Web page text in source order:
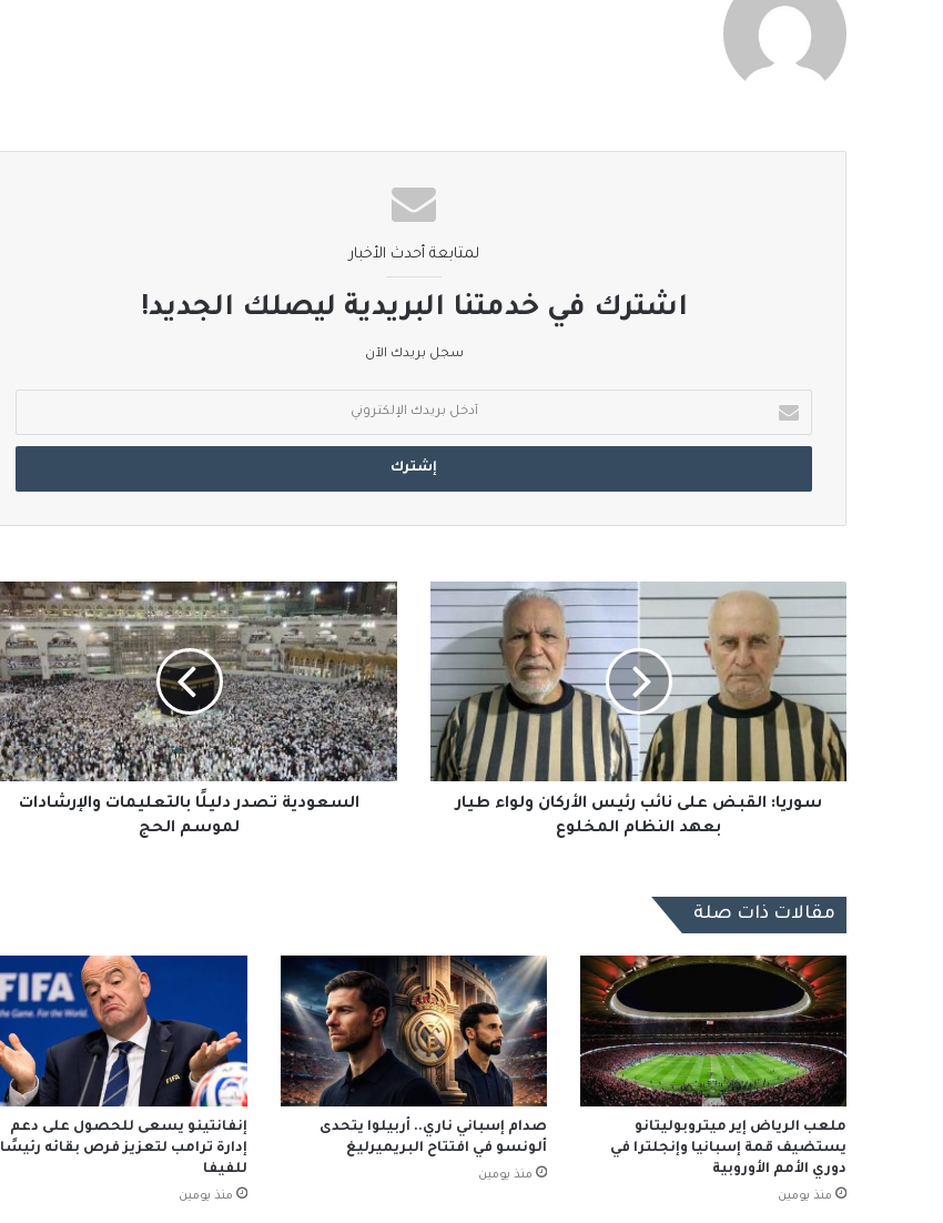
لمتابعة أحدث الأخبار
اشترك في خدمتنا البريدية ليصلك الجديد!
سجل بريدك الآن
بريدك
الإلكتروني
القبض
على
الأركان
ولواء
طيار
بعهد
النظامسوريا: القبض على نائب رئيس الأركان ولواء طيار
بعهد النظام المخلوع
السعودية
تصدر
دليلًا
بالتعليمات
والإرشادات
لموسم
الحج
السعودية تصدر دليلًا بالتعليمات والإرشادات
لموسم الحج
مقالات ذات صلة
ملعب الرياض إير ميتروبوليتانو
يستضيف قمة إسبانيا وإنجلترا في
دوري الأمم الأوروبية
منذ يومين
صدام إسباني ناري.. أربيلوا يتحدى
ألونسو في افتتاح البريميرليغ
منذ يومين
إنفانتينو يسعى للحصول على دعم
إدارة ترامب لتعزيز فرص بقائه رئيسًا
للفيفا
منذ يومين